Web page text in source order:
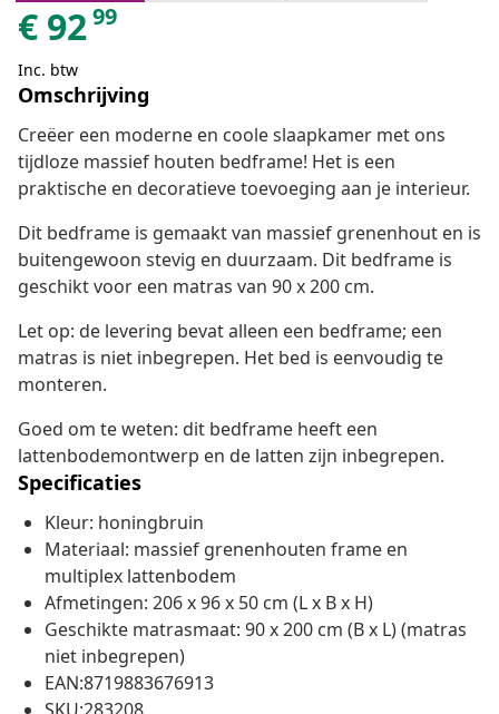
€ 9299
Inc. btw
Omschrijving
Creëer een moderne en coole slaapkamer met ons
tijdloze massief houten bedframe! Het is een
praktische en decoratieve toevoeging aan je interieur.
Dit bedframe is gemaakt van massief grenenhout en is
buitengewoon stevig en duurzaam. Dit bedframe is
geschikt voor een matras van 90 x 200 cm.
Let op: de levering bevat alleen een bedframe; een
matras is niet inbegrepen. Het bed is eenvoudig te
monteren.
Goed om te weten: dit bedframe heeft een
lattenbodemontwerp en de latten zijn inbegrepen.
Specificaties
Kleur: honingbruin
Materiaal: massief grenenhouten frame en
multiplex lattenbodem
Afmetingen: 206 x 96 x 50 cm (L x B x H)
Geschikte matrasmaat: 90 x 200 cm (B x L) (matras
niet inbegrepen)
EAN:8719883676913